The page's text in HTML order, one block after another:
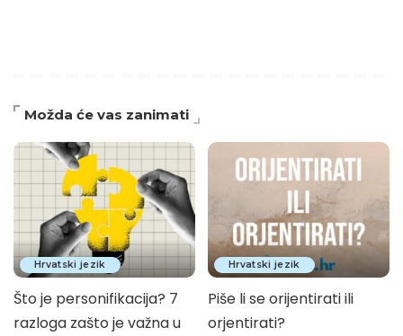
Možda će vas zanimati
Hrvatski jezik
Što je personifikacija? 7
razloga zašto je važna u
Hrvatski jezik
Piše li se orijentirati ili
orjentirati?